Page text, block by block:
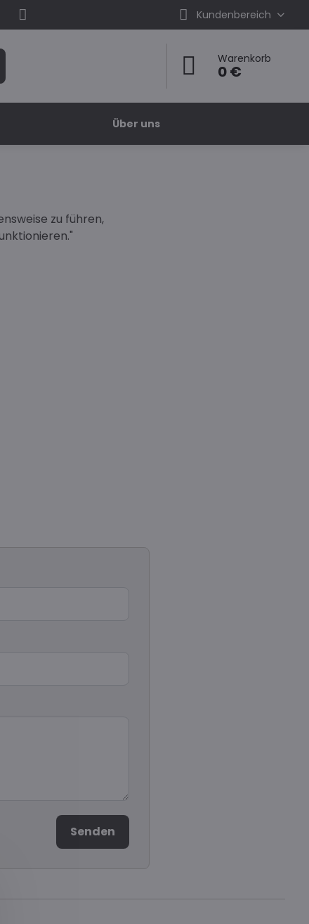
Kundenbereich
Warenkorb
0 €
Über uns
zu führen,
Senden